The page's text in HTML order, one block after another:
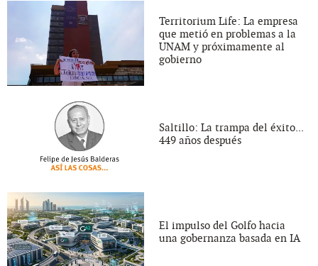
Territorium Life: La empresa
que metió en problemas a la
UNAM y próximamente al
gobierno
Saltillo: La trampa del éxito...
449 años después
El impulso del Golfo hacia
una gobernanza basada en IA